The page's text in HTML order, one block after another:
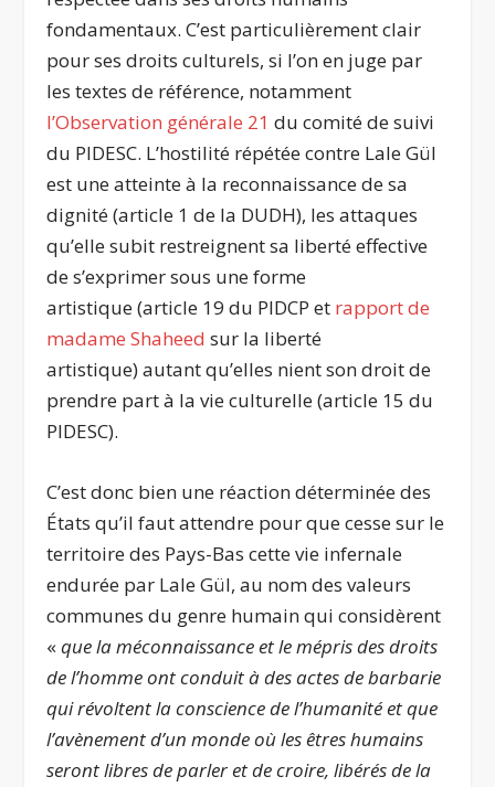
fondamentaux. C’est particulièrement clair
pour ses droits culturels, si l’on en juge par
les textes de référence, notamment
l’Observation générale 21 du comité de suivi
du PIDESC. L’hostilité répétée contre Lale Gül
est une atteinte à la reconnaissance de sa
dignité (article 1 de la DUDH), les attaques
qu’elle subit restreignent sa liberté effective
de s’exprimer sous une forme
artistique (article 19 du PIDCP et rapport de
madame Shaheed sur la liberté
artistique) autant qu’elles nient son droit de
prendre part à la vie culturelle (article 15 du
PIDESC).
C’est donc bien une réaction déterminée des
États qu’il faut attendre pour que cesse sur le
territoire des Pays-Bas cette vie infernale
endurée par Lale Gül, au nom des valeurs
communes du genre humain qui considèrent
«que la méconnaissance et le mépris des droits
de l’homme ont conduit à des actes de barbarie
qui révoltent la conscience de l’humanité et que
l’avènement d’un monde où les êtres humains
seront libres de parler et de croire, libérés de la